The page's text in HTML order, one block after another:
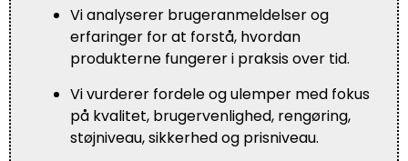
Vi analyserer brugeranmeldelser og
erfaringer for at forstå, hvordan
produkterne fungerer i praksis over tid.
Vi vurderer fordele og ulemper med fokus
på kvalitet, brugervenlighed, rengøring,
støjniveau, sikkerhed og prisniveau.